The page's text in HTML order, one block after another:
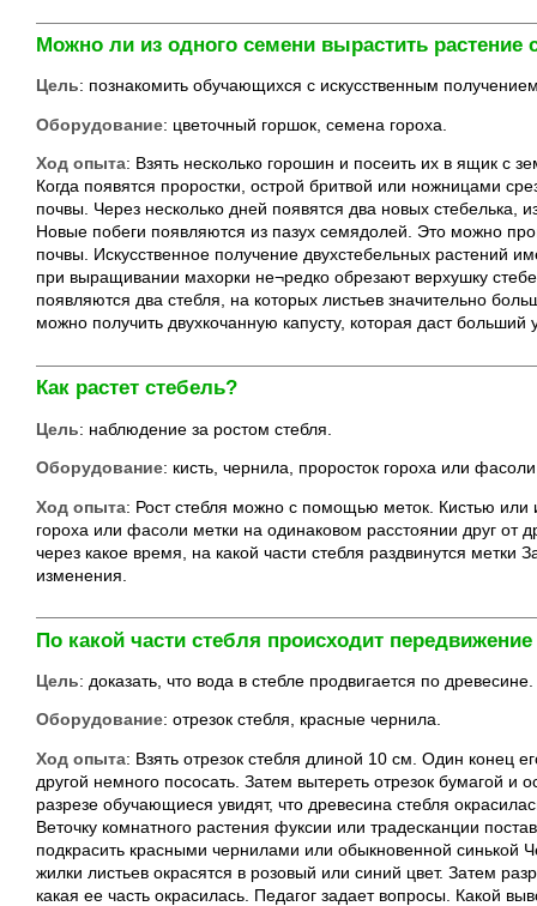
Можно ли из одного семени вырастить растение
Цель: познакомить обучающихся с искусственным
Оборудование: цветочный горшок, семена гороха.
Ход опыта: Взять несколько горошин и посеить их в ящик с
Когда появятся проростки, острой бритвой или ножницами
почвы. Через несколько дней появятся два новых стебелька,
Новые побеги появляются из пазух семядолей. Это можно
почвы. Искусственное получение двухстебельных растений
при выращивании махорки не¬редко обрезают верхушку
появляются два стебля, на которых листьев значительно
можно получить двухкочанную капусту, которая даст
Как растет стебель?
Цель: наблюдение за ростом стебля.
Оборудование: кисть, чернила, проросток гороха или фасоли
Ход опыта: Рост стебля можно с помощью меток. Кистью или
гороха или фасоли метки на одинаковом расстоянии друг
через какое время, на какой части стебля раздвинутся метки
изменения.
По какой части стебля происходит
Цель: доказать, что вода в стебле продвигается по древесине.
Оборудование: отрезок стебля, красные чернила.
Ход опыта: Взять отрезок стебля длиной 10 см. Один конец
другой немного пососать. Затем вытереть отрезок бумагой и
разрезе обучающиеся увидят, что древесина стебля
Веточку комнатного растения фуксии или традесканции
подкрасить красными чернилами или обыкновенной синькой
жилки листьев окрасятся в розовый или синий цвет. Затем
какая ее часть окрасилась. Педагог задает вопросы. Какой